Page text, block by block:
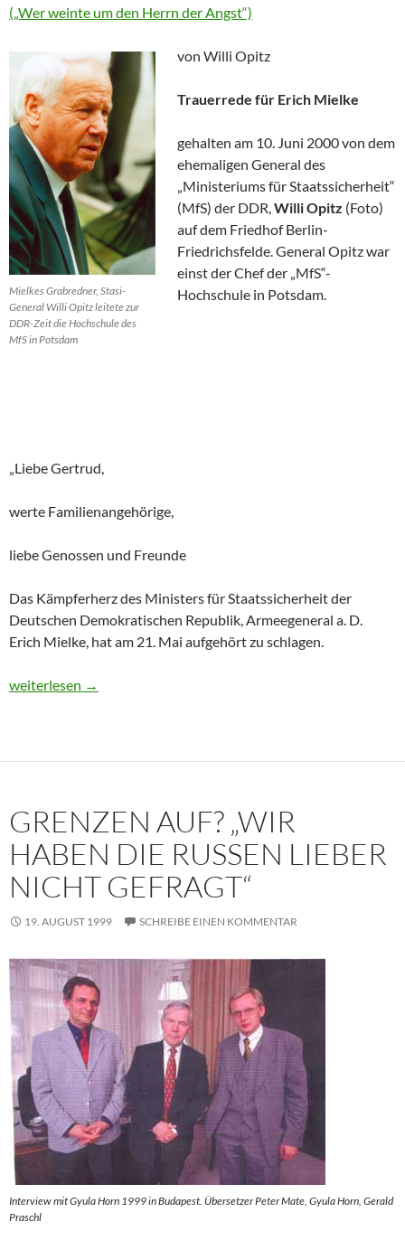
(„Wer weinte um den Herrn der Angst“)
Mielkes Grabredner, Stasi-
General Willi Opitz leitete zur
DDR-Zeit die Hochschule des
MfS in Potsdam
von Willi Opitz
Trauerrede für Erich Mielke
gehalten am 10. Juni 2000 von dem
ehemaligen General des
„Ministeriums für Staatssicherheit“
(MfS) der DDR,Willi Opitz (Foto)
auf dem Friedhof Berlin-
Friedrichsfelde. General Opitz war
einst der Chef der „MfS“-
Hochschule in Potsdam.
„Liebe Gertrud,
werte Familienangehörige,
liebe Genossen und Freunde
Das Kämpferherz des Ministers für Staatssicherheit der
Deutschen Demokratischen Republik, Armeegeneral a. D.
Erich Mielke, hat am 21. Mai aufgehört zu schlagen.
Historisches Dokument: Die Trauerrede für Erich Mielke (1907-
weiterlesen →
GRENZEN AUF? „WIR
HABEN DIE RUSSEN LIEBER
NICHT GEFRAGT“
19. AUGUST 1999 SCHREIBE EINEN KOMMENTAR
Interview mit Gyula Horn 1999 in Budapest. Übersetzer Peter Mate, Gyula Horn, Gerald
Praschl